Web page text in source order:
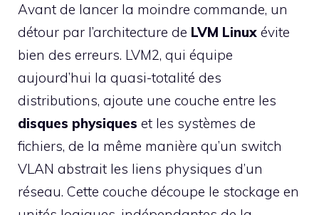
Avant de lancer la moindre commande, un
détour par l’architecture de LVM Linux évite
bien des erreurs. LVM2, qui équipe
aujourd’hui la quasi-totalité des
distributions, ajoute une couche entre les
disques physiques et les systèmes de
fichiers, de la même manière qu’un switch
VLAN abstrait les liens physiques d’un
réseau. Cette couche découpe le stockage en